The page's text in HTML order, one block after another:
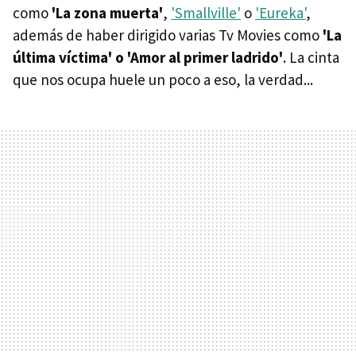
como 'La zona muerta', 'Smallville' o 'Eureka',
además de haber dirigido varias Tv Movies como 'La
última víctima' o 'Amor al primer ladrido'. La cinta
que nos ocupa huele un poco a eso, la verdad...